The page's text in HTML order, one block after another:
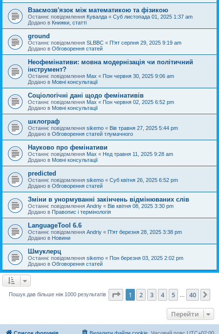
Взаємозв'язок між математикою та фізикою
Останнє повідомлення Кувалда « Суб листопада 01, 2025 1:37 am
Додано в Книжки, статті
ground
Останнє повідомлення SLBBC « П'ят серпня 29, 2025 9:19 am
Додано в Обговорення статей
Неофемінативи: мовна модернізація чи політичний
інструмент?
Останнє повідомлення Max « Пон червня 30, 2025 9:06 am
Додано в Мовні консультації
Соціологічні дані щодо фемінативів
Останнє повідомлення Max « Пон червня 02, 2025 6:52 pm
Додано в Мовні консультації
шклограф
Останнє повідомлення sikemo « Вів травня 27, 2025 5:44 pm
Додано в Обговорення статей тлумачного
Науково про фемінативи
Останнє повідомлення Max « Нед травня 11, 2025 9:28 am
Додано в Мовні консультації
predicted
Останнє повідомлення sikemo « Суб квітня 26, 2025 6:52 pm
Додано в Обговорення статей
Зміни в унормуванні закінчень відмінюваних слів
Останнє повідомлення Andriy « Вів квітня 08, 2025 3:30 pm
Додано в Правопис і термінологія
LanguageTool 6.6
Останнє повідомлення Andriy « П'ят березня 28, 2025 3:38 pm
Додано в Новини
Шмуклерц
Останнє повідомлення sikemo « Пон березня 03, 2025 2:02 pm
Додано в Обговорення статей
Пошук дав більше ніж 1000 результатів Сторінка 1 40
1 2 3 4 5 40
Перейти
Список форумів Часовий пояс UTC+02:00
Видалити файли cookie